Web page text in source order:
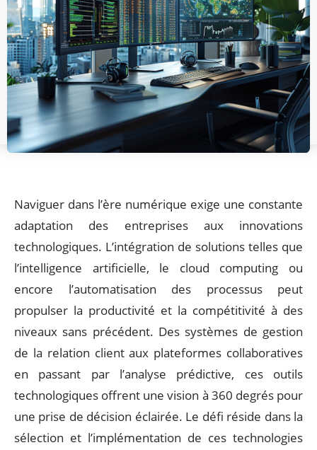
Naviguer dans l’ère numérique exige une constante
adaptation des entreprises aux innovations
technologiques. L’intégration de solutions telles que
l’intelligence artificielle, le cloud computing ou
encore l’automatisation des processus peut
propulser la productivité et la compétitivité à des
niveaux sans précédent. Des systèmes de gestion
de la relation client aux plateformes collaboratives
en passant par l’analyse prédictive, ces outils
technologiques offrent une vision à 360 degrés pour
une prise de décision éclairée. Le défi réside dans la
sélection et l’implémentation de ces technologies